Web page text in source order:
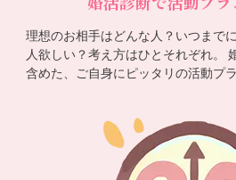
理想のお相手はどんな人？いつまで
人欲しい？考え方はひとそれぞれ。
含めた、ご自身にピッタリの活動プ